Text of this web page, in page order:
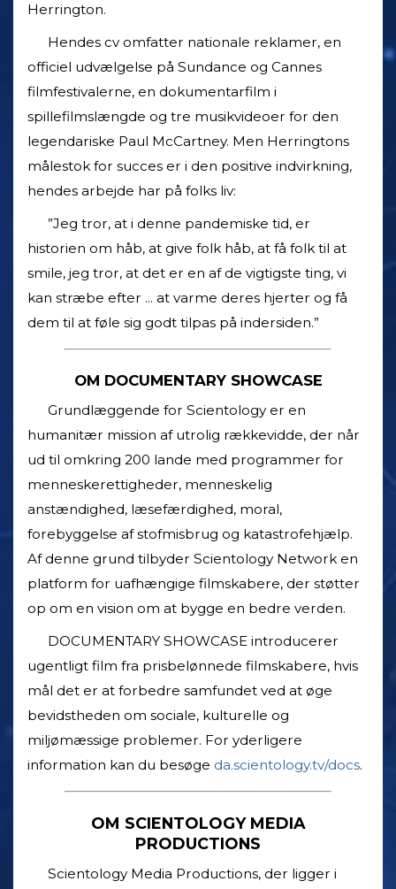
Herrington.
Hendes cv omfatter nationale reklamer, en
officiel udvælgelse på Sundance og Cannes
filmfestivalerne, en dokumentarfilm i
spillefilmslængde og tre musikvideoer for den
legendariske Paul McCartney. Men Herringtons
målestok for succes er i den positive indvirkning,
hendes arbejde har på folks liv:
”Jeg tror, at i denne pandemiske tid, er
historien om håb, at give folk håb, at få folk til at
smile, jeg tror, at det er en af de vigtigste ting, vi
kan stræbe efter ... at varme deres hjerter og få
dem til at føle sig godt tilpas på indersiden.”
OM DOCUMENTARY SHOWCASE
Grundlæggende for Scientology er en
humanitær mission af utrolig rækkevidde, der når
ud til omkring 200 lande med programmer for
menneskerettigheder, menneskelig
anstændighed, læsefærdighed, moral,
forebyggelse af stofmisbrug og katastrofehjælp.
Af denne grund tilbyder Scientology Network en
platform for uafhængige filmskabere, der støtter
op om en vision om at bygge en bedre verden.
DOCUMENTARY SHOWCASE introducerer
ugentligt film fra prisbelønnede filmskabere, hvis
mål det er at forbedre samfundet ved at øge
bevidstheden om sociale, kulturelle og
miljømæssige problemer. For yderligere
information kan du besøge da.scientology.tv/docs.
OM SCIENTOLOGY MEDIA
PRODUCTIONS
Scientology Media Productions, der ligger i